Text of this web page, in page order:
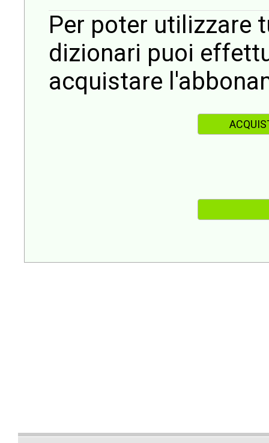
Per poter utilizzare
dizionari puoi
acquistare